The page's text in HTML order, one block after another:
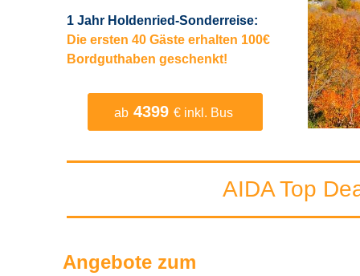
1 Jahr Holdenried-Sonderreise:
Die ersten 40 Gäste erhalten 100€
Bordguthaben geschenkt!
ab 4399 € inkl. Bus
AIDA Top
Angebote zum